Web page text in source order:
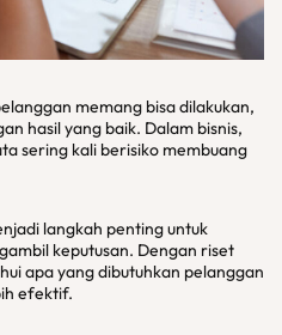
memang bisa dilakukan,
hasil yang baik. Dalam bisnis,
sering kali berisiko membuang
langkah penting untuk
keputusan. Dengan riset
apa yang dibutuhkan pelanggan
efektif.